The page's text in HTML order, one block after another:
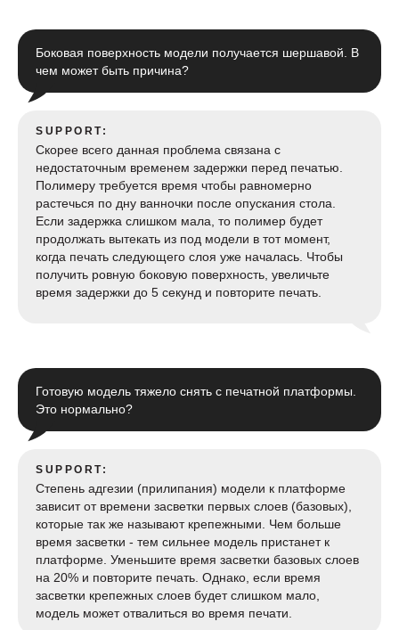
Боковая поверхность модели получается шершавой. В
чем может быть причина?
SUPPORT:
Скорее всего данная проблема связана с
недостаточным временем задержки перед печатью.
Полимеру требуется время чтобы равномерно
растечься по дну ванночки после опускания стола.
Если задержка слишком мала, то полимер будет
продолжать вытекать из под модели в тот момент,
когда печать следующего слоя уже началась. Чтобы
получить ровную боковую поверхность, увеличьте
время задержки до 5 секунд и повторите печать.
Готовую модель тяжело снять с печатной платформы.
Это нормально?
SUPPORT:
Степень адгезии (прилипания) модели к платформе
зависит от времени засветки первых слоев (базовых),
которые так же называют крепежными. Чем больше
время засветки - тем сильнее модель пристанет к
платформе. Уменьшите время засветки базовых слоев
на 20% и повторите печать. Однако, если время
засветки крепежных слоев будет слишком мало,
модель может отвалиться во время печати.